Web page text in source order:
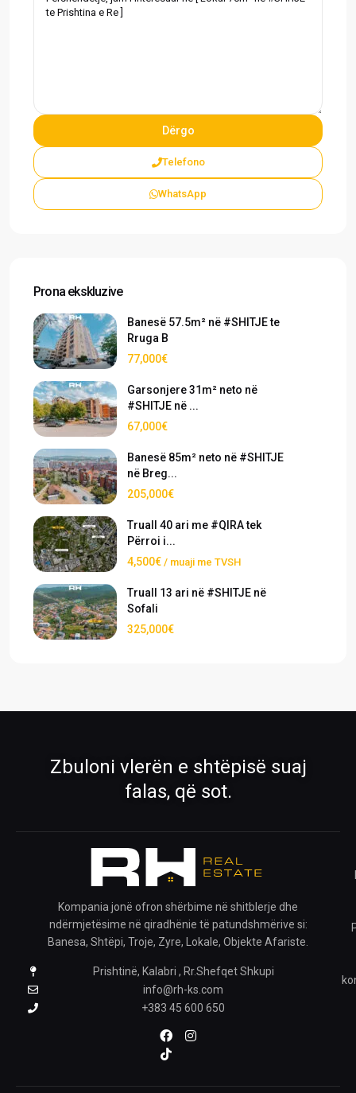
Telefono
WhatsApp
Prona ekskluzive
Banesë 57.5m² në #SHITJE te
Rruga B
77,000€
Garsonjere 31m² neto në
#SHITJE në ...
67,000€
Banesë 85m² neto në #SHITJE
në Breg...
205,000€
Truall 40 ari me #QIRA tek
Përroi i...
4,500€ / muaji me TVSH
Truall 13 ari në #SHITJE në
Sofali
325,000€
Zbuloni vlerën e shtëpisë suaj
falas, që sot.
Kompania jonë ofron shërbime në shitblerje dhe
ndërmjetësime në qiradhënie të patundshmërive si:
Banesa, Shtëpi, Troje, Zyre, Lokale, Objekte Afariste.
Prishtinë, Kalabri , Rr.Shefqet Shkupi
info@rh-ks.com
+383 45 600 650
Mëso më shumë për ekipin tonë
Kontakti
Na kontaktoni për çdo pyetje
Krijo kërkesë
Pronat e ruajtura
Shiko pronat që i ke ruajtur
›